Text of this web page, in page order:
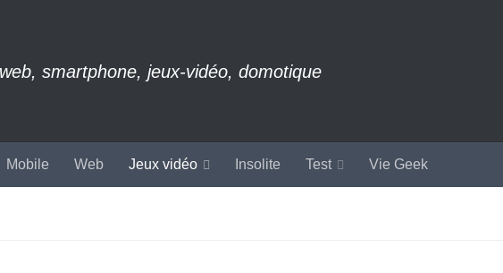
smartphone, jeux-vidéo, domotique
Mobile Web Jeux vidéo Insolite Test Vie Geek